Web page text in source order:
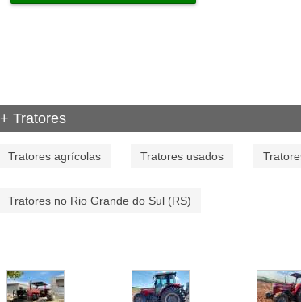
+ Tratores
Tratores agrícolas Tratores usados
Tratores no Rio Grande do Sul (RS)